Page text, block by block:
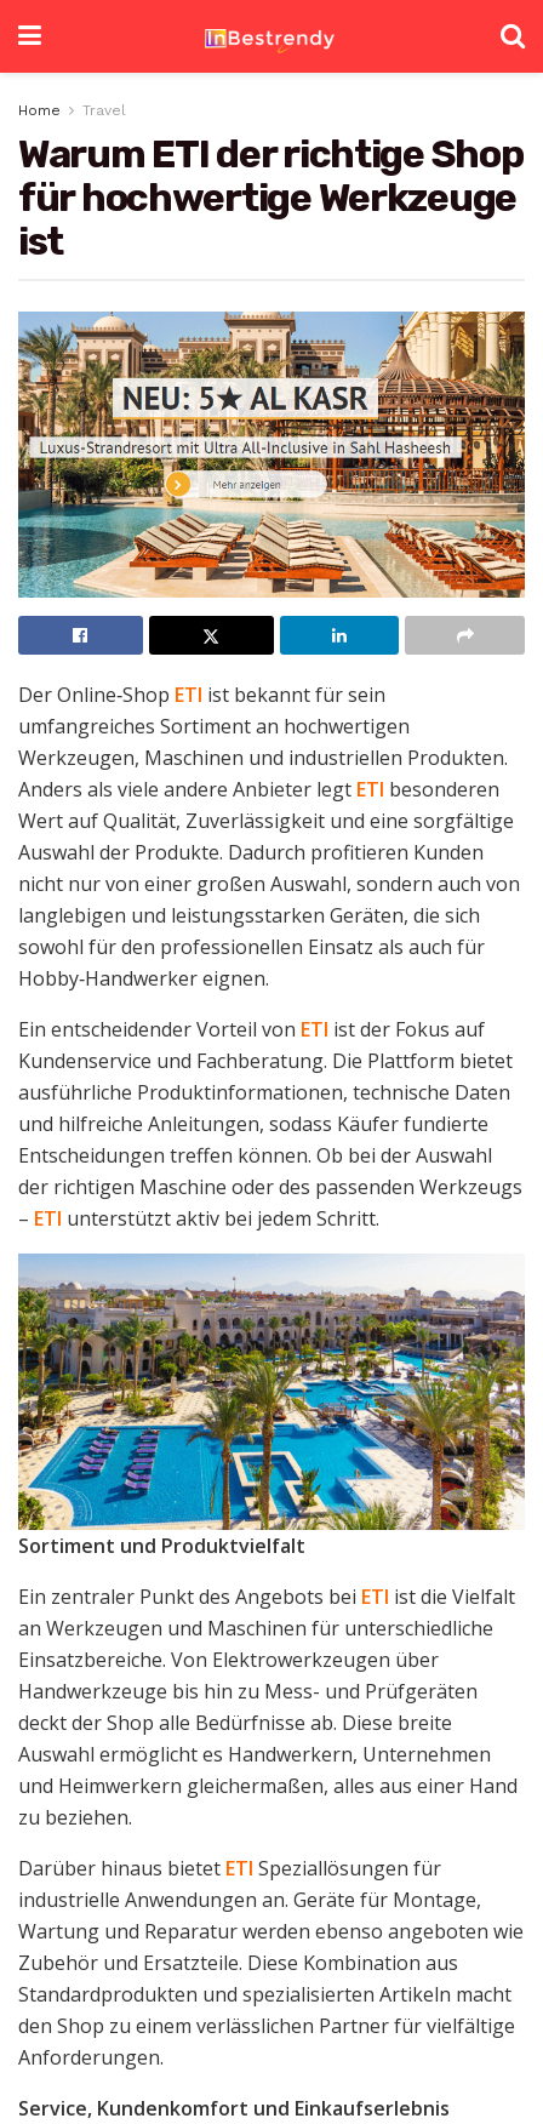
Home Travel
Warum ETI der richtige Shop
für hochwertige Werkzeuge
ist
Der Online‑Shop ETI ist bekannt für sein
umfangreiches Sortiment an hochwertigen
Werkzeugen, Maschinen und industriellen Produkten.
Anders als viele andere Anbieter legt ETI besonderen
Wert auf Qualität, Zuverlässigkeit und eine sorgfältige
Auswahl der Produkte. Dadurch profitieren Kunden
nicht nur von einer großen Auswahl, sondern auch von
langlebigen und leistungsstarken Geräten, die sich
sowohl für den professionellen Einsatz als auch für
Hobby‑Handwerker eignen.
Ein entscheidender Vorteil von ETI ist der Fokus auf
Kundenservice und Fachberatung. Die Plattform bietet
ausführliche Produktinformationen, technische Daten
und hilfreiche Anleitungen, sodass Käufer fundierte
Entscheidungen treffen können. Ob bei der Auswahl
der richtigen Maschine oder des passenden Werkzeugs
– ETI unterstützt aktiv bei jedem Schritt.
Sortiment und Produktvielfalt
Ein zentraler Punkt des Angebots bei ETI ist die Vielfalt
an Werkzeugen und Maschinen für unterschiedliche
Einsatzbereiche. Von Elektrowerkzeugen über
Handwerkzeuge bis hin zu Mess- und Prüfgeräten
deckt der Shop alle Bedürfnisse ab. Diese breite
Auswahl ermöglicht es Handwerkern, Unternehmen
und Heimwerkern gleichermaßen, alles aus einer Hand
zu beziehen.
Darüber hinaus bietet ETI Speziallösungen für
industrielle Anwendungen an. Geräte für Montage,
Wartung und Reparatur werden ebenso angeboten wie
Zubehör und Ersatzteile. Diese Kombination aus
Standardprodukten und spezialisierten Artikeln macht
den Shop zu einem verlässlichen Partner für vielfältige
Anforderungen.
Service, Kundenkomfort und Einkaufserlebnis